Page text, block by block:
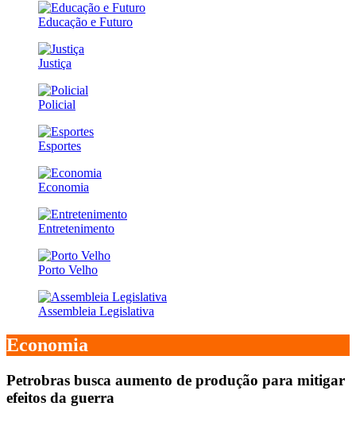
Educação e Futuro
Justiça
Policial
Esportes
Economia
Entretenimento
Porto Velho
Assembleia Legislativa
Economia
Petrobras busca aumento de produção para mitigar
efeitos da guerra